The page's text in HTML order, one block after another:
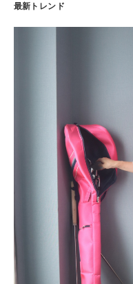
最新トレンド